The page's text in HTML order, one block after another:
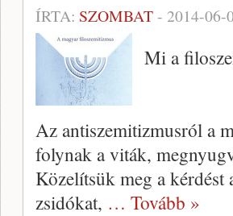
ÍRTA: SZOMBAT- 2014-06-
Mi a
Az antiszemitizmusról a
folynak a viták,
Közelítsük meg a
zsidókat, … Tovább »